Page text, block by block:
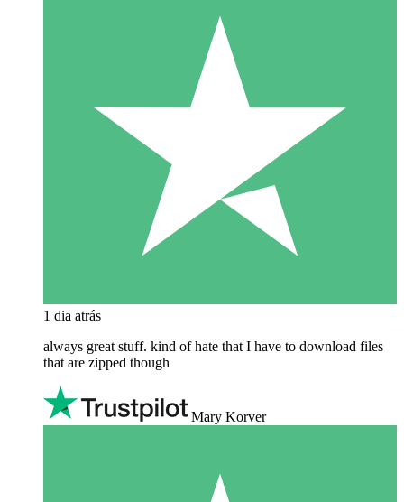
1 dia atrás
always great stuff. kind of hate that I have to download files
that are zipped though
Mary Korver